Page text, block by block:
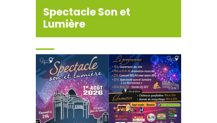
Spectacle Son et
Lumière